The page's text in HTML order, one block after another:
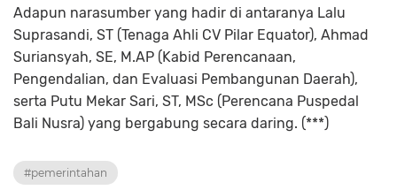
Adapun narasumber yang hadir di antaranya Lalu
Suprasandi, ST (Tenaga Ahli CV Pilar Equator), Ahmad
Suriansyah, SE, M.AP (Kabid Perencanaan,
Pengendalian, dan Evaluasi Pembangunan Daerah),
serta Putu Mekar Sari, ST, MSc (Perencana Puspedal
Bali Nusra) yang bergabung secara daring. (***)
#pemerintahan